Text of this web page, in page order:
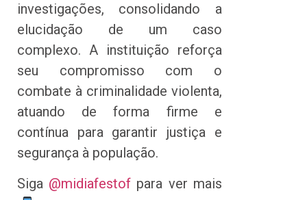
investigações, consolidando a
elucidação de um caso
complexo. A instituição reforça
seu compromisso com o
combate à criminalidade violenta,
atuando de forma firme e
contínua para garantir justiça e
segurança à população.
Siga @midiafestof para ver mais